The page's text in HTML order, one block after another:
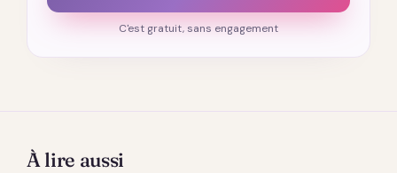
C'est gratuit, sans engagement
À lire aussi